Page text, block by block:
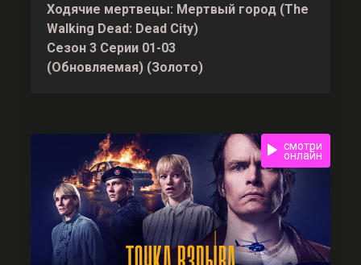
Ходячие мертвецы: Мертвый город (The
Walking Dead: Dead City)
Сезон 3 Серии 01-03
(Обновляемая) (Золото)
смотри
онлайн